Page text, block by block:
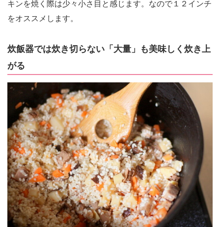
キンを焼く際は少々小さ目と感じます。なので１２インチ
をオススメします。
炊飯器では炊き切らない「大量」も美味しく炊き上
がる